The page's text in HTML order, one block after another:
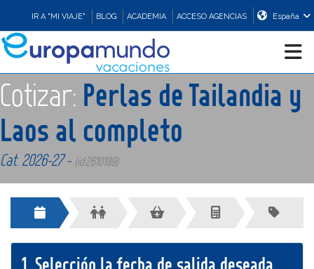
IR A "MI VIAJE" BLOG ACADEMIA ACCESO AGENCIAS España
CRUCEROS
EUROPA
PROMOCIONES
Cotizar: Perlas de Tailandia y
Laos al completo
Cat. 2026-27 - (id:2610199)
1. Selección la fecha de salida deseada